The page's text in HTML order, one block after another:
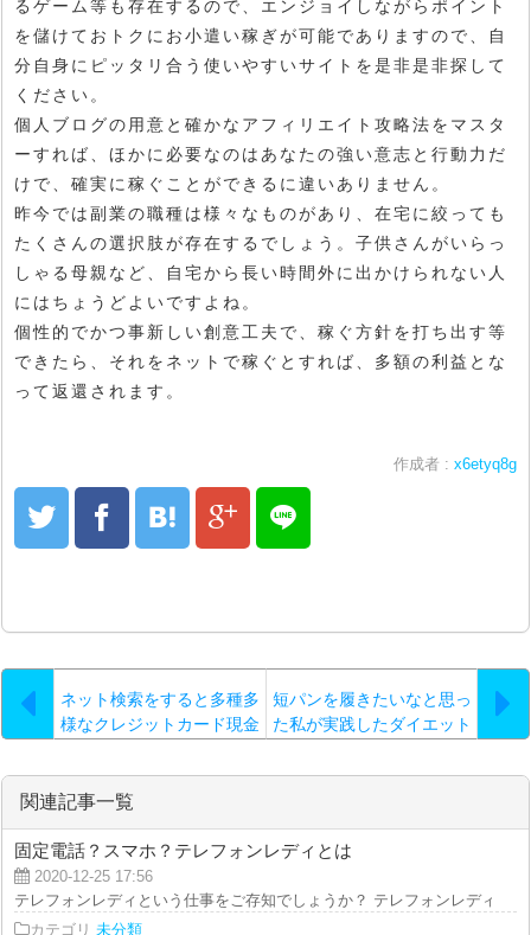
るゲーム等も存在するので、エンジョイしながらポイント
を儲けておトクにお小遣い稼ぎが可能でありますので、自
分自身にピッタリ合う使いやすいサイトを是非是非探して
ください。
個人ブログの用意と確かなアフィリエイト攻略法をマスタ
ーすれば、ほかに必要なのはあなたの強い意志と行動力だ
けで、確実に稼ぐことができるに違いありません。
昨今では副業の職種は様々なものがあり、在宅に絞っても
たくさんの選択肢が存在するでしょう。子供さんがいらっ
しゃる母親など、自宅から長い時間外に出かけられない人
にはちょうどよいですよね。
個性的でかつ事新しい創意工夫で、稼ぐ方針を打ち出す等
できたら、それをネットで稼ぐとすれば、多額の利益とな
って返還されます。
作成者 : x6etyq8g
ネット検索をすると多種多
様なクレジットカード現金
短パンを履きたいなと思っ
た私が実践したダイエット
関連記事一覧
固定電話？スマホ？テレフォンレディとは
2020-12-25 17:56
テレフォンレディという仕事をご存知でしょうか？ テレフォンレディと
カテゴリ 未分類